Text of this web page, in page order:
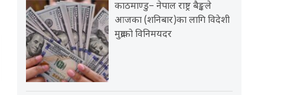
काठमाण्डु– नेपाल राष्ट्र बैङ्कले
आजका (शनिबार)का लागि विदेशी
मुद्राको विनिमयदर